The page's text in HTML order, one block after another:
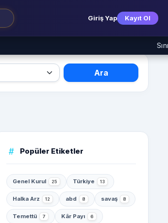
Giriş Yap Kayıt Ol
Ara
Popüler Etiketler
Genel Kurul 25 Türkiye 13
Halka Arz 12 abd 8 savaş 8
Temettü 7 Kâr Payı 6